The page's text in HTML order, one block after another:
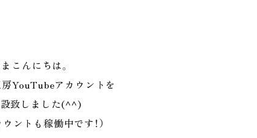
こんにちは。
房YouTubeアカウントを
致しました(^^)
ントも稼働中です！）